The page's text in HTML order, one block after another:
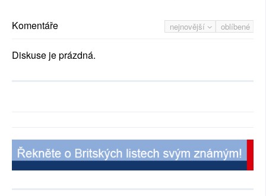
nejnovější oblíbené
Komentáře
Diskuse je prázdná.